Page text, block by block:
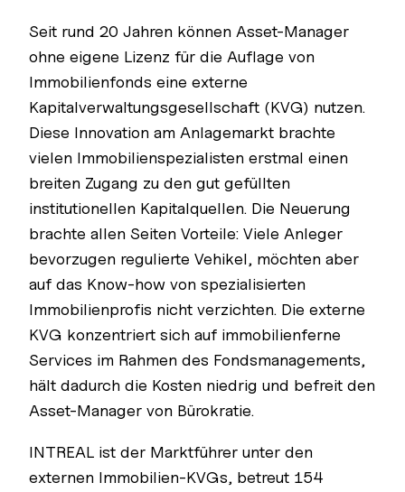
Seit rund 20 Jahren können Asset-Manager
ohne eigene Lizenz für die Auflage von
Immobilienfonds eine externe
Kapitalverwaltungsgesellschaft (KVG) nutzen.
Diese Innovation am Anlagemarkt brachte
vielen Immobilienspezialisten erstmal einen
breiten Zugang zu den gut gefüllten
institutionellen Kapitalquellen. Die Neuerung
brachte allen Seiten Vorteile: Viele Anleger
bevorzugen regulierte Vehikel, möchten aber
auf das Know-how von spezialisierten
Immobilienprofis nicht verzichten. Die externe
KVG konzentriert sich auf immobilienferne
Services im Rahmen des Fondsmanagements,
hält dadurch die Kosten niedrig und befreit den
Asset-Manager von Bürokratie.
INTREAL ist der Marktführer unter den
externen Immobilien-KVGs, betreut 154